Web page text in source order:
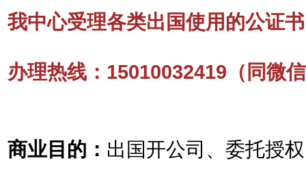
我中心受理各类出国使用的公证
办理热线：15010032419（同微
商业目的： 出国开公司、委托授